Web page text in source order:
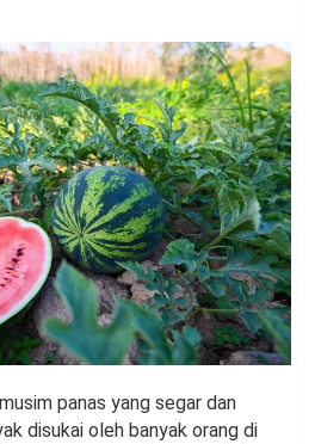
panas yang segar dan
disukai oleh banyak orang di